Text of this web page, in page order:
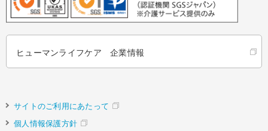
ヒューマンライフケア 企業情報
サイトのご利用にあたって
個人情報保護方針